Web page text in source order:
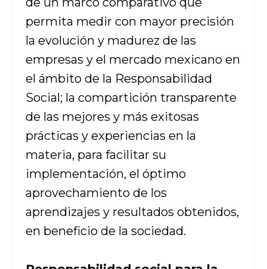
permita medir con mayor precisión
la evolución y madurez de las
empresas y el mercado mexicano en
el ámbito de la Responsabilidad
Social; la compartición transparente
de las mejores y más exitosas
prácticas y experiencias en la
materia, para facilitar su
implementación, el óptimo
aprovechamiento de los
aprendizajes y resultados obtenidos,
en beneficio de la sociedad.